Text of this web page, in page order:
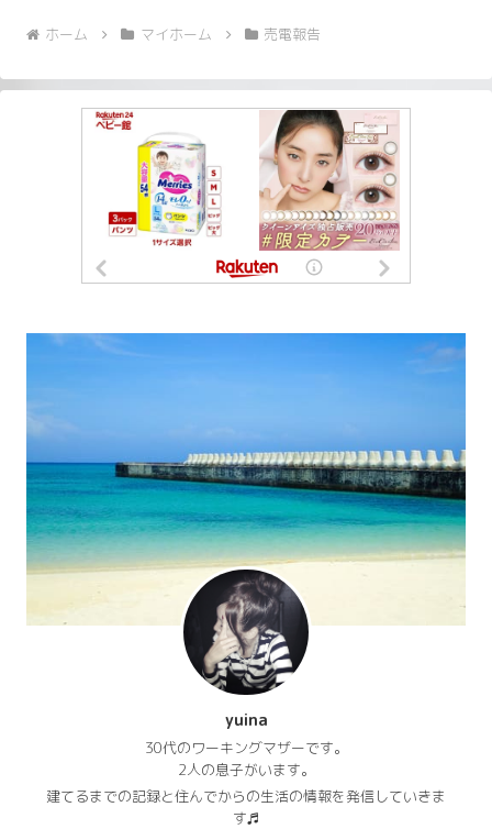
ホーム マイホーム 売電報告
yuina
30代のワーキングマザーです。
2人の息子がいます。
建てるまでの記録と住んでからの生活の情報を発信していきま
す♬